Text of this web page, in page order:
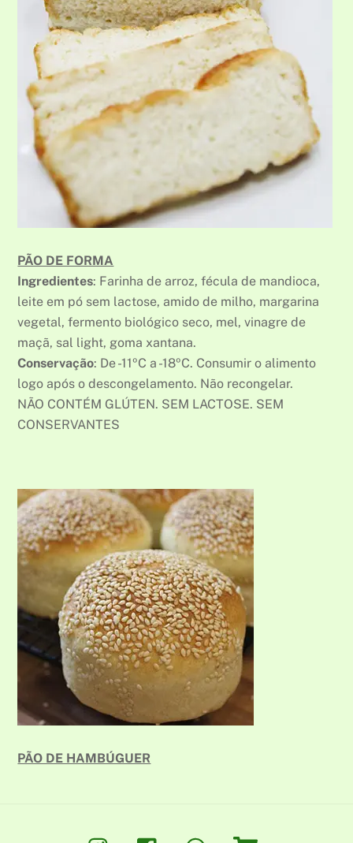
PÃO DE FORMA
Ingredientes: Farinha de arroz, fécula de mandioca,
leite em pó sem lactose, amido de milho, margarina
vegetal, fermento biológico seco, mel, vinagre de
maçã, sal light, goma xantana.
Conservação: De -11ºC a -18ºC. Consumir o alimento
logo após o descongelamento. Não recongelar.
NÃO CONTÉM GLÚTEN. SEM LACTOSE. SEM
CONSERVANTES
PÃO DE HAMBÚGUER
Instagram Facebook Whatsapp